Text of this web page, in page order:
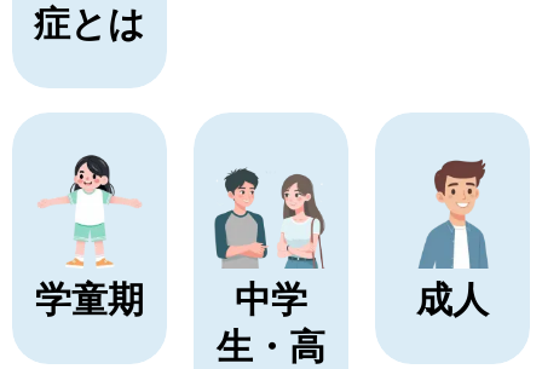
症とは
学童期
中学
生・高
成人